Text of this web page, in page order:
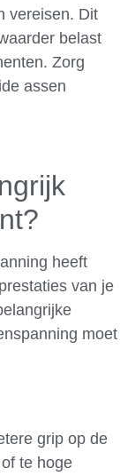
vereisen. Dit
belast
Zorg
assen
heeft
van je
moet
grip op de
te hoge